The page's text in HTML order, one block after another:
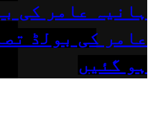
ہانیہ عامر کی
عامر کی بولڈ
ہو گئیں